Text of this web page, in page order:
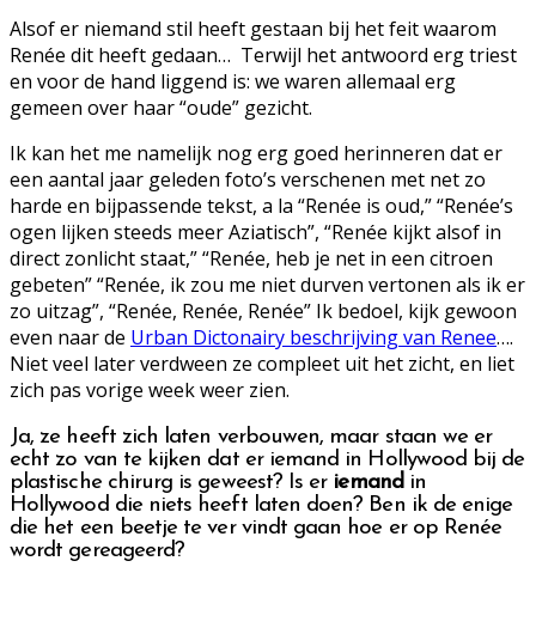
Alsof er niemand stil heeft gestaan bij het feit waarom
Renée dit heeft gedaan… Terwijl het antwoord erg triest
en voor de hand liggend is: we waren allemaal erg
gemeen over haar “oude” gezicht.
Ik kan het me namelijk nog erg goed herinneren dat er
een aantal jaar geleden foto’s verschenen met net zo
harde en bijpassende tekst, a la “Renée is oud,” “Renée’s
ogen lijken steeds meer Aziatisch”, “Renée kijkt alsof in
direct zonlicht staat,” “Renée, heb je net in een citroen
gebeten” “Renée, ik zou me niet durven vertonen als ik er
zo uitzag”, “Renée, Renée, Renée” Ik bedoel, kijk gewoon
even naar de Urban Dictonairy beschrijving van Renee….
Niet veel later verdween ze compleet uit het zicht, en liet
zich pas vorige week weer zien.
Ja, ze heeft zich laten verbouwen, maar staan we er
echt zo van te kijken dat er iemand in Hollywood bij de
plastische chirurg is geweest? Is er iemand in
Hollywood die niets heeft laten doen? Ben ik de enige
die het een beetje te ver vindt gaan hoe er op Renée
wordt gereageerd?